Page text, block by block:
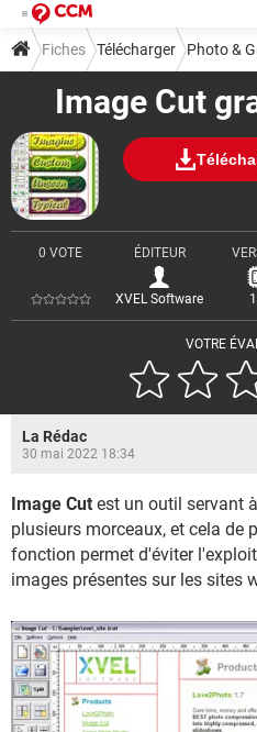
Image Cut
VOTRE
0 VOTE ÉDITEUR
XVEL Software
Fiches Télécharger Photo &
La Rédac
30 mai 2022 18:34
Image Cut est un outil servant
plusieurs morceaux, et cela de
fonction permet d'éviter
images présentes sur les sites